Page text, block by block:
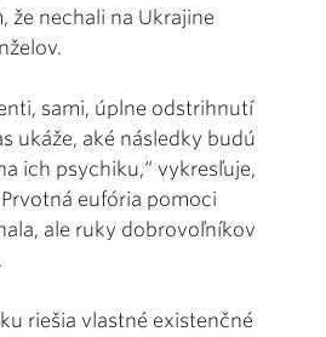
že nechali na Ukrajine
sami, úplne odstrihnutí
ukáže, aké následky budú
ich psychiku,“ vykresľuje,
eufória pomoci
ale ruky dobrovoľníkov
riešia vlastné existenčné